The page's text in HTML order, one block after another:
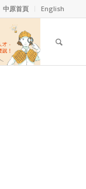
中原首頁 English